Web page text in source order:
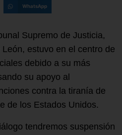
WhatsApp
Supremo de Justicia,
estuvo en el centro de
debido a su más
su apoyo al
contra la tiranía de
de los Estados Unidos.
tendremos suspensión